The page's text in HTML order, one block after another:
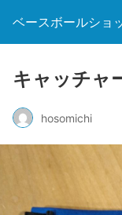
ベースボールショ
キャッチャ
hosomichi